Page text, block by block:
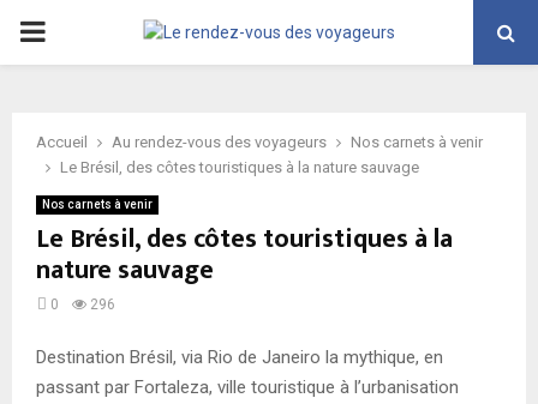
PRIMARY
Accueil Au rendez-vous des voyageurs
Nos carnets à venir
Le Brésil, des côtes touristiques à la nature sauvage
Nos carnets à venir
Le Brésil, des côtes touristiques à la
nature sauvage
0 296
Destination Brésil, via Rio de Janeiro la mythique, en
passant par Fortaleza, ville touristique à l’urbanisation